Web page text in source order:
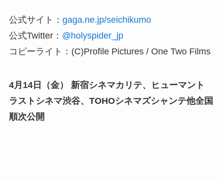
公式サイト： gaga.ne.jp/seichikumo
公式Twitter： @holyspider_jp
コピーライト：(C)Profile Pictures / One Two Films
4月14日（金） 新宿シネマカリテ、ヒューマント
ラストシネマ渋谷、TOHOシネマズシャンテ他全国
順次公開